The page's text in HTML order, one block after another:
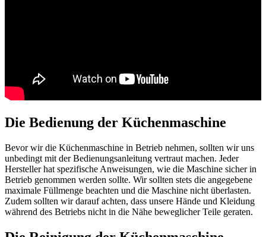
Die Bedienung der Küchenmaschine
Bevor wir die Küchenmaschine in Betrieb nehmen, sollten wir uns
unbedingt mit der Bedienungsanleitung vertraut machen. Jeder
Hersteller hat spezifische Anweisungen, wie die Maschine sicher in
Betrieb genommen werden sollte. Wir sollten stets die angegebene
maximale Füllmenge beachten und die Maschine nicht überlasten.
Zudem sollten wir darauf achten, dass unsere Hände und Kleidung
während des Betriebs nicht in die Nähe beweglicher Teile geraten.